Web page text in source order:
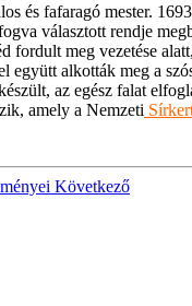
és fafaragó mester.
választott rendje
fordult meg vezetése
alkották meg a
az egész falat
amely a Nemzeti
Következő